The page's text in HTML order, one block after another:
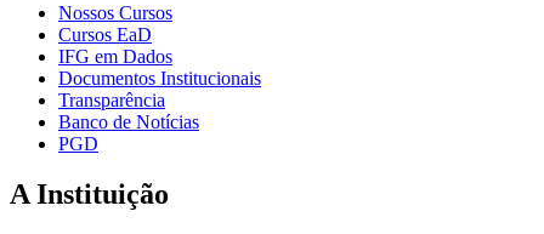
Nossos Cursos
Cursos EaD
IFG em Dados
Documentos Institucionais
Transparência
Banco de Notícias
PGD
A Instituição